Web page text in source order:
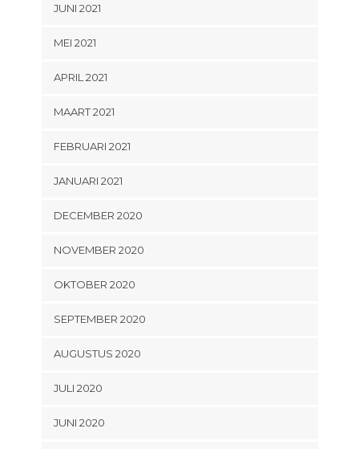
JUNI 2021
MEI 2021
APRIL 2021
MAART 2021
FEBRUARI 2021
JANUARI 2021
DECEMBER 2020
NOVEMBER 2020
OKTOBER 2020
SEPTEMBER 2020
AUGUSTUS 2020
JULI 2020
JUNI 2020